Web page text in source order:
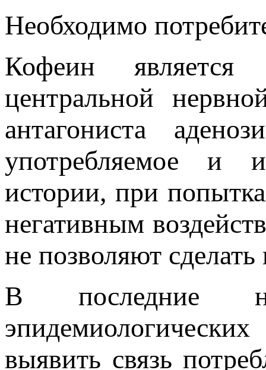
Необходимо
Кофеин является
центральной
антагониста
употребляемое и
истории, при
негативным
не позволяют
В последние
выявить связь